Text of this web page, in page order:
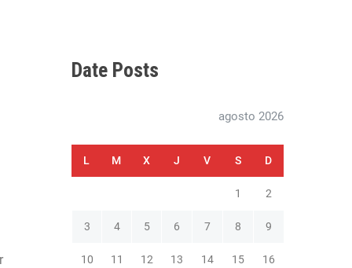
Date Posts
agosto 2026
L M X J V S D
1 2
3 4 5 6 7 8 9
10 11 12 13 14 15 16